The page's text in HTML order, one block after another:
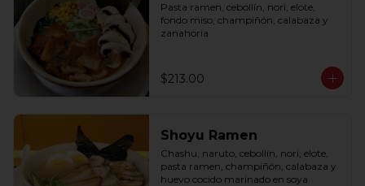
Pasta ramen, cebollín, nori, elote,
fondo miso, champiñón, calabaza y
zanahoria
$213.00
Shoyu Ramen
Chashu, naruto, cebollín, nori, elote,
pasta ramen, champiñón, calabaza y
huevo cocido marinado en soya